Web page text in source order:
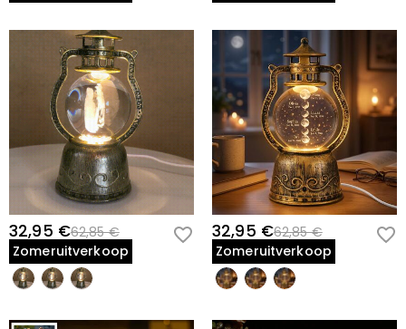
32,95 €62,85 €
Zomeruitverkoop
32,95 €62,85 €
Zomeruitverkoop